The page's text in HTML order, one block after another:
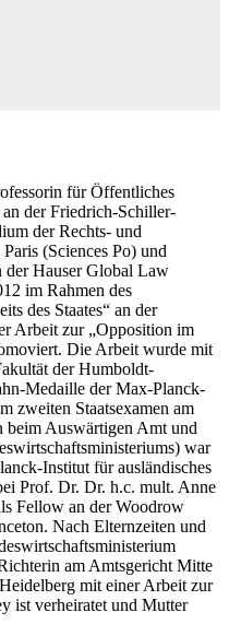
für Öffentliches
der Friedrich-Schiller-
der Rechts- und
(Sciences Po) und
der Hauser Global Law
im Rahmen des
des Staates“ an der
Arbeit zur „Opposition im
Die Arbeit wurde mit
der Humboldt-
Medaille der Max-Planck-
zweiten Staatsexamen am
beim Auswärtigen Amt und
war
Institut für ausländisches
Prof. Dr. Dr. h.c. mult. Anne
Fellow an der Woodrow
Nach Elternzeiten und
am Amtsgericht Mitte
mit einer Arbeit zur
ist verheiratet und Mutter